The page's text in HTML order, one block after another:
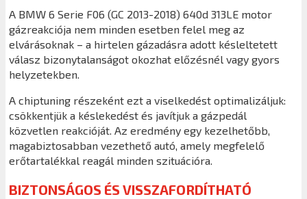
A BMW 6 Serie F06 (GC 2013-2018) 640d 313LE motor
gázreakciója nem minden esetben felel meg az
elvárásoknak – a hirtelen gázadásra adott késleltetett
válasz bizonytalanságot okozhat előzésnél vagy gyors
helyzetekben.
A chiptuning részeként ezt a viselkedést optimalizáljuk:
csökkentjük a késlekedést és javítjuk a gázpedál
közvetlen reakcióját. Az eredmény egy kezelhetőbb,
magabiztosabban vezethető autó, amely megfelelő
erőtartalékkal reagál minden szituációra.
BIZTONSÁGOS ÉS VISSZAFORDÍTHATÓ